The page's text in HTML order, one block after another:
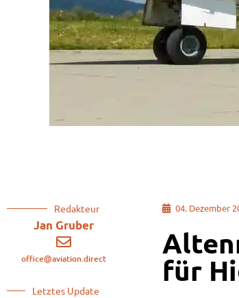
Redakteur
Jan Gruber
office@aviation.direct
Letztes Update
04. Dezember
für